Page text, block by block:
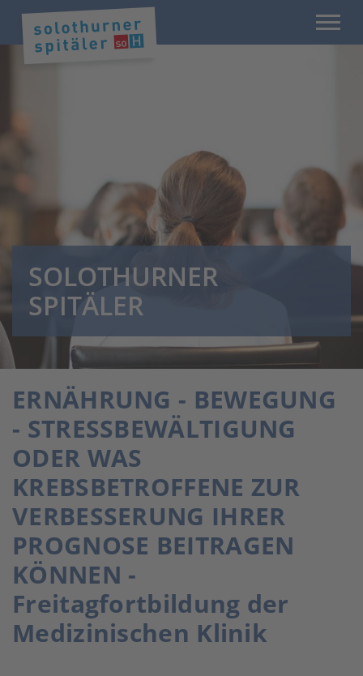
SOLOTHURNER
SPITÄLER
ERNÄHRUNG - BEWEGUNG
- STRESSBEWÄLTIGUNG
ODER WAS
KREBSBETROFFENE ZUR
VERBESSERUNG IHRER
PROGNOSE BEITRAGEN
KÖNNEN -
Freitagfortbildung der
Medizinischen Klinik